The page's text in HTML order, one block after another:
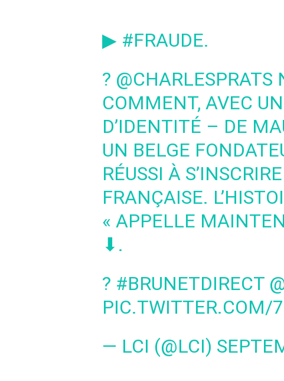
▶ #FRAUDE.
? @CHARLESPRATS
COMMENT, AVEC
D’IDENTITÉ – DE
UN BELGE
RÉUSSI À
FRANÇAISE.
« APPELLE
⬇.
? #BRUNETDIRECT
PIC.TWITTER.COM/
— LCI (@LCI)